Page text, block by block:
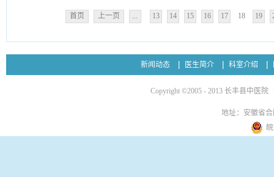
医药服务能力。
染风险、保障我院医疗安全起到了有力的
同检查。在施工现场，副县长陶程一行实
情况及下一步施工计划，并就项目当前建
责人介绍了该项目的当前进度情况，并
主体封顶，力争在明年五月底前完成主
关注和期待的民生工程，事关老百姓的
量和安全管理，逐项梳理待完成建设内
姓早日受益。施工、监理单位要始终把
工、文明施工，严格每一道工序、严把
首页 上一页 ... 13 14 15 16 17 18 19
新闻动态 医生简介 科室介绍
Copyright ©2005 - 2013 长丰县中医院
地址：安徽省